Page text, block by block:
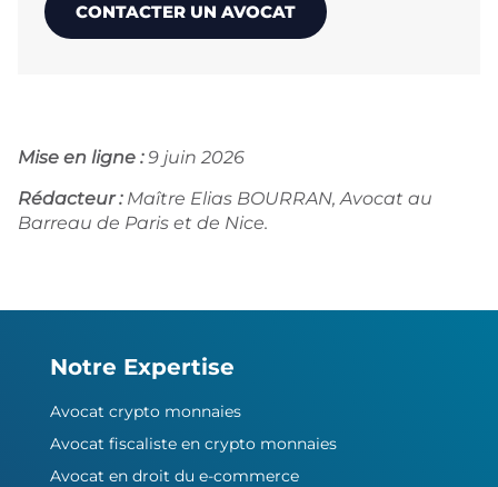
CONTACTER UN AVOCAT
Mise en ligne :9 juin 2026
Rédacteur :Maître Elias BOURRAN, Avocat au
Barreau de Paris et de Nice.
Notre Expertise
Avocat crypto monnaies
Avocat fiscaliste en crypto monnaies
Avocat en droit du e-commerce